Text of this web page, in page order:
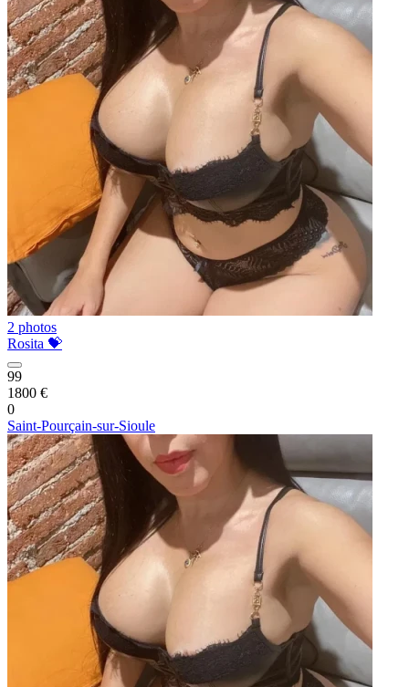
2 photos
Rosita 💝
99
1800 €
0
Saint-Pourçain-sur-Sioule